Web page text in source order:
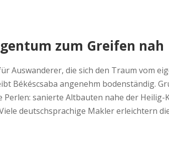
zum Greifen nah
Auswanderer, die sich den Traum vom
Békéscsaba angenehm bodenständig.
Perlen: sanierte Altbauten nahe der
deutschsprachige Makler erleichtern